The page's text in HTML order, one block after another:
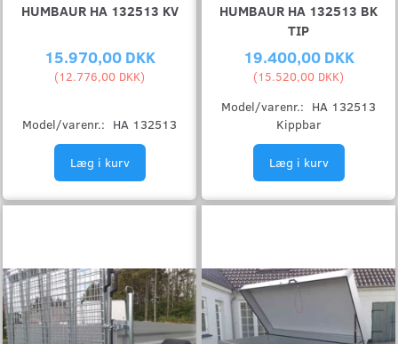
HUMBAUR HA 132513 KV
15.970,00 DKK
(12.776,00 DKK)
Model/varenr.: HA 132513
Læg i kurv
HUMBAUR HA 132513 BK
TIP
19.400,00 DKK
(15.520,00 DKK)
Model/varenr.: HA 132513
Kippbar
Læg i kurv